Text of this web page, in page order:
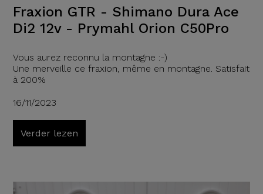
Fraxion GTR - Shimano Dura Ace
Di2 12v - Prymahl Orion C50Pro
Vous aurez reconnu la montagne :-)
Une merveille ce fraxion, même en montagne. Satisfait
à 200%
16/11/2023
Verder lezen